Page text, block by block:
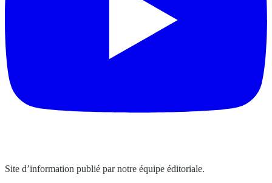
Site d’information publié par notre équipe éditoriale.